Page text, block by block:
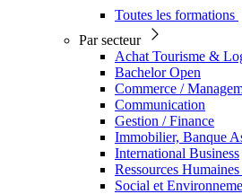
Toutes les formations
Par secteur
Achat Tourisme &
Bachelor Open
Commerce /
Communication
Gestion / Finance
Immobilier, Banque
International Business
Ressources
Social et